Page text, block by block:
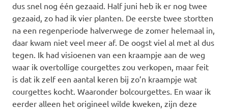
dus snel nog één gezaaid. Half juni heb ik er nog twee
gezaaid, zo had ik vier planten. De eerste twee stortten
na een regenperiode halverwege de zomer helemaal in,
daar kwam niet veel meer af. De oogst viel al met al dus
tegen. Ik had visioenen van een kraampje aan de weg
waar ik overtollige courgettes zou verkopen, maar feit
is dat ik zelf een aantal keren bij zo’n kraampje wat
courgettes kocht. Waaronder bolcourgettes. En waar ik
eerder alleen het origineel wilde kweken, zijn deze